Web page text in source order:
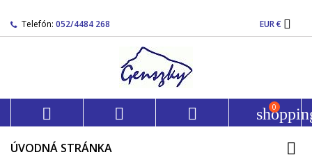
Telefón: 052/4484 268 EUR € 
   0
ÚVODNÁ STRÁNKA